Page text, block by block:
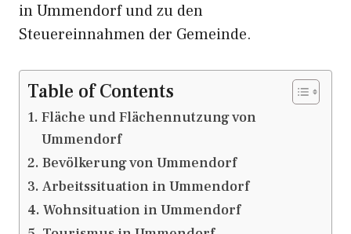
in Ummendorf und zu den
Steuereinnahmen der Gemeinde.
Table of Contents
Fläche und Flächennutzung von
Ummendorf
Bevölkerung von Ummendorf
Arbeitssituation in Ummendorf
Wohnsituation in Ummendorf